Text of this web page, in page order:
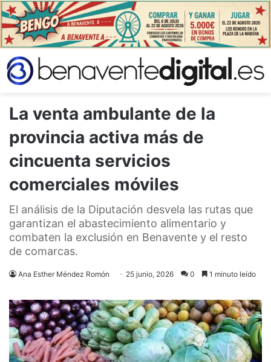
La venta ambulante de la
provincia activa más de
cincuenta servicios
comerciales móviles
El análisis de la Diputación desvela las rutas que
garantizan el abastecimiento alimentario y
combaten la exclusión en Benavente y el resto
de comarcas.
Ana Esther Méndez Romón 25 junio, 2026 0 1 minuto leído